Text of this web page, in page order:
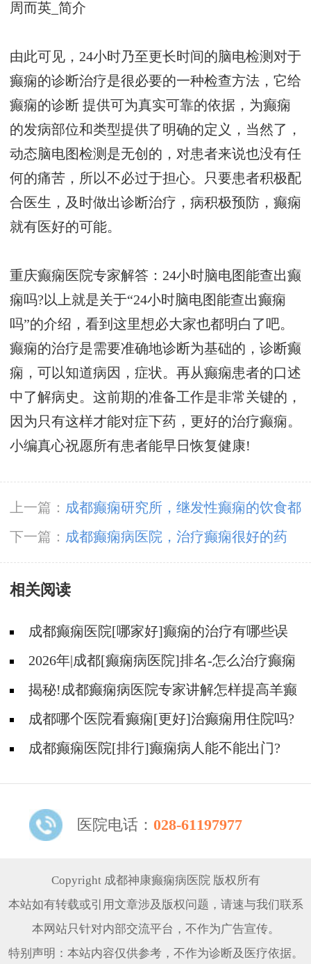
周而英_简介
由此可见，24小时乃至更长时间的脑电检测对于
癫痫的诊断治疗是很必要的一种检查方法，它给
癫痫的诊断 提供可为真实可靠的依据，为癫痫
的发病部位和类型提供了明确的定义，当然了，
动态脑电图检测是无创的，对患者来说也没有任
何的痛苦，所以不必过于担心。只要患者积极配
合医生，及时做出诊断治疗，病积极预防，癫痫
就有医好的可能。
重庆癫痫医院专家解答：24小时脑电图能查出癫
痫吗?以上就是关于“24小时脑电图能查出癫痫
吗”的介绍，看到这里想必大家也都明白了吧。
癫痫的治疗是需要准确地诊断为基础的，诊断癫
痫，可以知道病因，症状。再从癫痫患者的口述
中了解病史。这前期的准备工作是非常关键的，
因为只有这样才能对症下药，更好的治疗癫痫。
小编真心祝愿所有患者能早日恢复健康!
上一篇： 成都癫痫研究所，继发性癫痫的饮食都
要注意哪些呢?
下一篇： 成都癫痫病医院，治疗癫痫很好的药
物?
相关阅读
成都癫痫医院[哪家好]癫痫的治疗有哪些误
区?2026年|成都[癫痫病医院]排名-怎么治疗癫痫
后遗症?
揭秘!成都癫痫病医院专家讲解怎样提高羊癫
疯病的治疗效果?
成都哪个医院看癫痫[更好]治癫痫用住院吗?
成都癫痫医院[排行]癫痫病人能不能出门?
医院电话： 028-61197977
Copyright 成都神康癫痫病医院 版权所有
本站如有转载或引用文章涉及版权问题，请速与我们联系
本网站只针对内部交流平台，不作为广告宣传。
特别声明：本站内容仅供参考，不作为诊断及医疗依据。